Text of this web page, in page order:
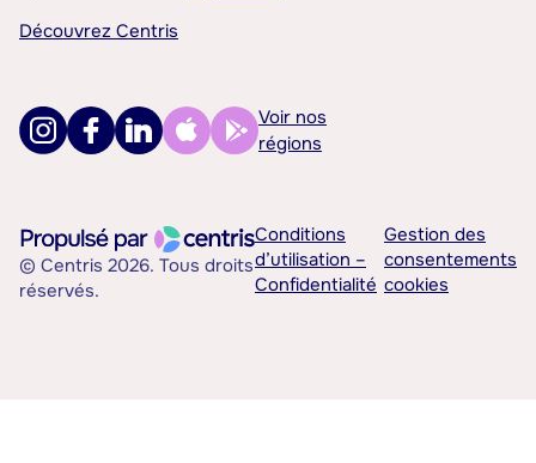
Découvrez Centris
Voir nos
régions
© Centris 2026. Tous droits
réservés.
Conditions
d’utilisation –
Confidentialité
Gestion des
consentements
cookies